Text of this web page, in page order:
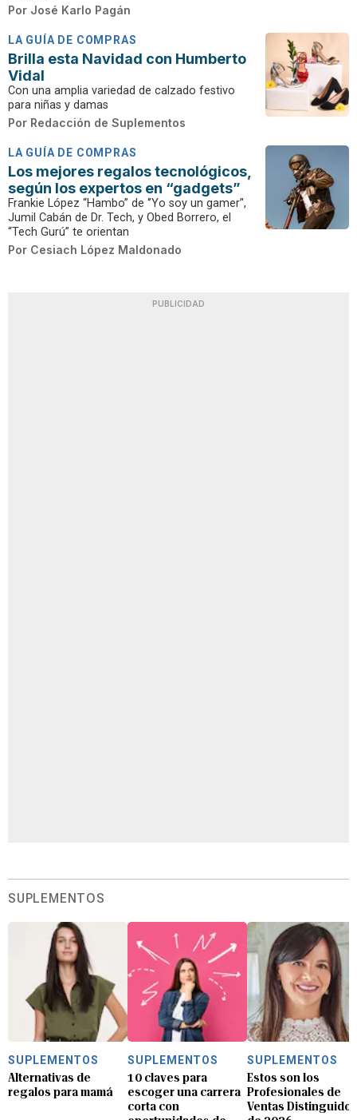
Por José Karlo Pagán
LA GUÍA DE COMPRAS
Brilla esta Navidad con Humberto
Vidal
Con una amplia variedad de calzado festivo
para niñas y damas
Por Redacción de Suplementos
LA GUÍA DE COMPRAS
Los mejores regalos tecnológicos,
según los expertos en “gadgets”
Frankie López “Hambo” de ‘’Yo soy un gamer’',
Jumil Cabán de Dr. Tech, y Obed Borrero, el
“Tech Gurú” te orientan
Por Cesiach López Maldonado
PUBLICIDAD
SUPLEMENTOS
SUPLEMENTOS
Alternativas de
regalos para mamá
SUPLEMENTOS
10 claves para
escoger una carrera
corta con
SUPLEMENTOS
Estos son los
Profesionales de
Ventas Distinguidos